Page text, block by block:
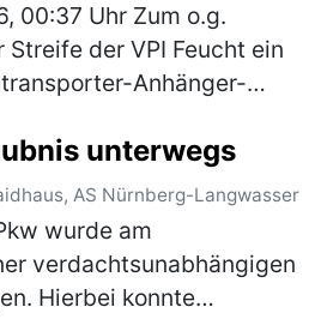
00:37 Uhr Zum o.g.
der VPI Feucht ein
Anhänger-
Ü…(mehr)
unterwegs
AS Nürnberg-Langwasser
wurde am
verdachtsunabhängigen
Hierbei konnte